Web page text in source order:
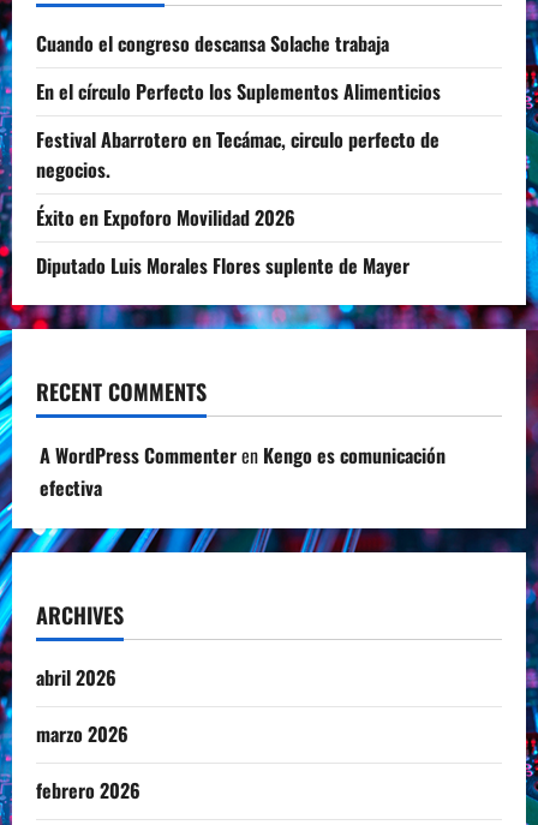
Cuando el congreso descansa Solache trabaja
En el círculo Perfecto los Suplementos Alimenticios
Festival Abarrotero en Tecámac, circulo perfecto de
negocios.
Éxito en Expoforo Movilidad 2026
Diputado Luis Morales Flores suplente de Mayer
RECENT COMMENTS
A WordPress Commenteren Kengo es comunicación
efectiva
ARCHIVES
abril 2026
marzo 2026
febrero 2026